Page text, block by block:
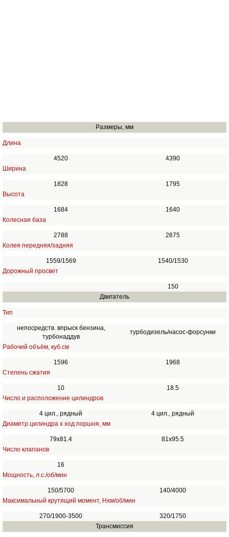
Размеры, мм
Длина
4520
4390
Ширина
1828
1795
Высота
1684
1640
Колесная база
2788
2675
Колея передняя/задняя
1559/1569
1540/1530
Дорожный просвет
150
Двигатель
Тип
непосредств. впрыск бензина,
турбонаддув
турбодизель/насос-форсунки
Рабочий объём, куб.см
1596
1968
Степень сжатия
10
18.5
Число и расположение цилиндров
4 цил., рядный
4 цил., рядный
Диаметр цилиндра х ход поршня, мм
79х81.4
81х95.5
Число клапанов
16
Мощность, л.с./об/мин
150/5700
140/4000
Максимальный крутящий момент, Нхм/об/мин
270/1900-3500
320/1750
Трансмиссия